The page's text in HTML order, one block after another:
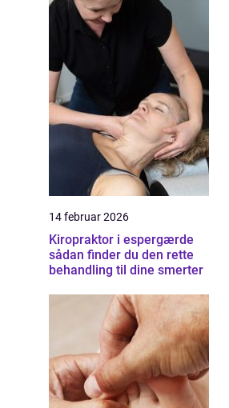
14 februar 2026
Kiropraktor i espergærde
sådan finder du den rette
behandling til dine smerter